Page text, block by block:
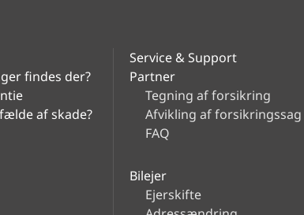
findes der?
af skade?
Service & Support
Partner
Tegning af forsikring
Afvikling af forsikringssag
FAQ
Bilejer
Ejerskifte